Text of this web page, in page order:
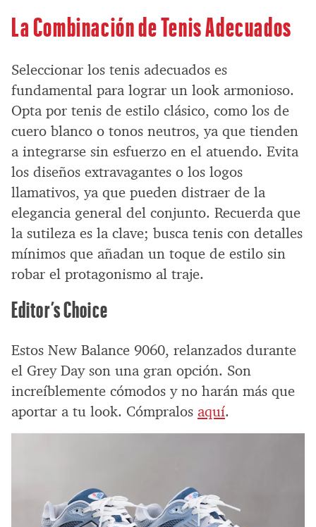
La Combinación de Tenis Adecuados
Seleccionar los tenis adecuados es
fundamental para lograr un look armonioso.
Opta por tenis de estilo clásico, como los de
cuero blanco o tonos neutros, ya que tienden
a integrarse sin esfuerzo en el atuendo. Evita
los diseños extravagantes o los logos
llamativos, ya que pueden distraer de la
elegancia general del conjunto. Recuerda que
la sutileza es la clave; busca tenis con detalles
mínimos que añadan un toque de estilo sin
robar el protagonismo al traje.
Editor’s Choice
Estos New Balance 9060, relanzados durante
el Grey Day son una gran opción. Son
increíblemente cómodos y no harán más que
aportar a tu look. Cómpralos aquí.